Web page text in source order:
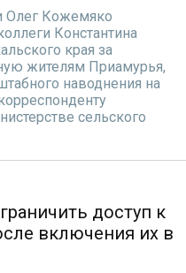
Олег Кожемяко
Константина
края за
жителям Приамурья,
наводнения на
сельского
доступ к
включения их в